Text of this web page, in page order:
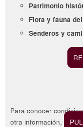
Patrimonio
Flora y fauna
Senderos y
Para conocer
otra información,